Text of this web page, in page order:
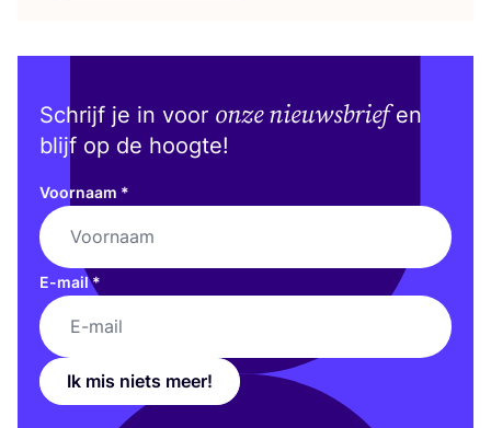
Schrijf je in voor onze nieuwsbriefen
blijf op de hoogte!
Voornaam *
E-mail*
Ik mis niets meer!